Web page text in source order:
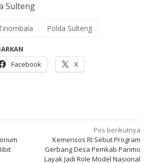
Sulteng
Polda Sulteng
Facebook
X
Pos berikutnya
Kemensos RI Sebut Program
Gerbang Desa Pemkab Parimo
Layak Jadi Role Model Nasional